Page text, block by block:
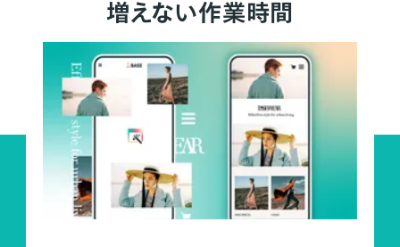
増えない作業時間